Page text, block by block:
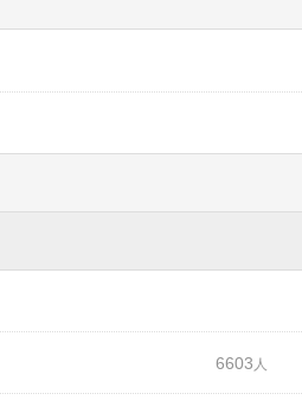
6603